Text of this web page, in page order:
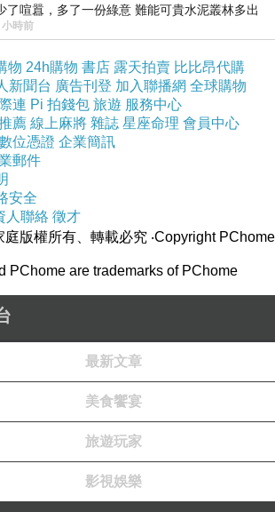
片最後，看著遍地狼籍的草坡，
「太美了、太美了」之時，我們
這堆混亂的場景——它放縱、無
；但更重要的是，在這些不堪的
愛、自由與和平。最具衝擊性的
後與父親一同發現宿醉的母親死
性，然而父親只是淡淡微笑著；
你怎麼能與媽相處四十多年？父
愛她。我們往往在現實中掙扎，
戰爭、那麼多的困境，因為生命
絕的痛苦，有時我們甚至必須靠
」來保護自己；然而我們不曾忘
呼喚出來）要我們愛、要我們自
。它來自人性的深深處，它不讓
接帶領我們前往。
真正重要的意義，也是莫名所以
了喧囂，多了一份綠意 難能可貴水泥叢林多出
時前
物 24h購物 書店 露天拍賣 比比昂代購
新聞台 廣告刊登 加入聯播網 全球購物
連 Pi 拍錢包 旅遊 服務中心
薦 線上麻將 雜誌 星座命理 會員中心
位憑證 企業簡訊
郵件
安全
人聯絡 徵才
庭版權所有、轉載必究 ‧Copyright PChome
PChome are trademarks of PChome
最新文章
美食饗宴
旅遊玩家
影視娛樂